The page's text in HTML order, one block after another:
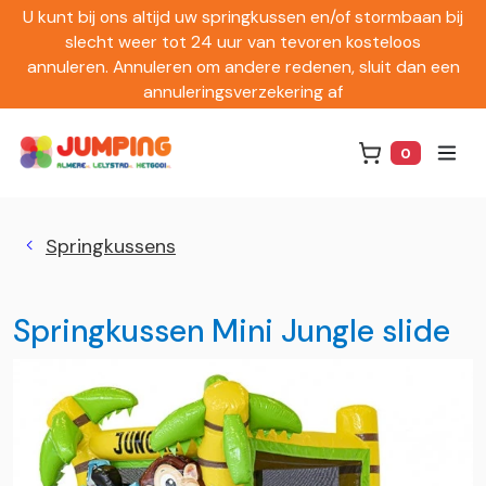
U kunt bij ons altijd uw springkussen en/of stormbaan bij
slecht weer tot 24 uur van tevoren kosteloos
annuleren. Annuleren om andere redenen, sluit dan een
annuleringsverzekering af
0
Springkussens
Springkussen Mini Jungle slide